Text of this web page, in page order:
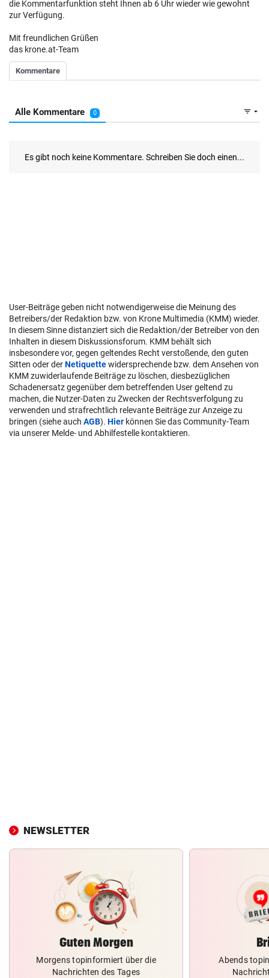
die Kommentarfunktion steht Ihnen ab 6 Uhr wieder wie gewohnt
zur Verfügung.
Mit freundlichen Grüßen
das krone.at-Team
User-Beiträge geben nicht notwendigerweise die Meinung des
Betreibers/der Redaktion bzw. von Krone Multimedia (KMM) wieder.
In diesem Sinne distanziert sich die Redaktion/der Betreiber von den
Inhalten in diesem Diskussionsforum. KMM behält sich
insbesondere vor, gegen geltendes Recht verstoßende, den guten
Sitten oder derNetiquettewidersprechende bzw. dem Ansehen von
KMM zuwiderlaufende Beiträge zu löschen, diesbezüglichen
Schadenersatz gegenüber dem betreffenden User geltend zu
machen, die Nutzer-Daten zu Zwecken der Rechtsverfolgung zu
verwenden und strafrechtlich relevante Beiträge zur Anzeige zu
bringen (siehe auch AGB). Hier können Sie das Community-Team
via unserer Melde- und Abhilfestelle kontaktieren.
NEWSLETTER
Guten Morgen
Morgens topinformiert über die
Nachrichten des Tages
Abends